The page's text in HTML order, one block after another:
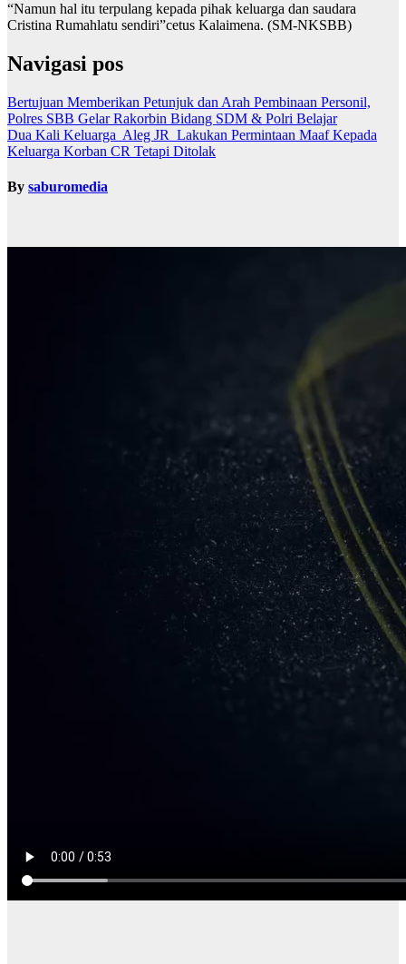
“Namun hal itu terpulang kepada pihak keluarga dan saudara
Cristina Rumahlatu sendiri”cetus Kalaimena. (SM-NKSBB)
Navigasi pos
Bertujuan Memberikan Petunjuk dan Arah Pembinaan Personil,
Polres SBB Gelar Rakorbin Bidang SDM & Polri Belajar
Dua Kali Keluarga Aleg JR Lakukan Permintaan Maaf Kepada
Keluarga Korban CR Tetapi Ditolak
By saburomedia